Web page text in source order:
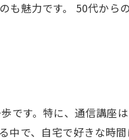
魅力です。 50代から
です。特に、通信講座
で、自宅で好きな時